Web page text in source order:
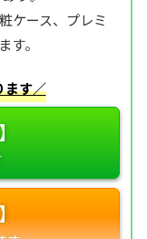
ケース、プレミ
す。
ます／